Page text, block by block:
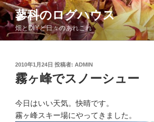
コ
ン
テ
ン
蓼科のログハウス
畑とDIYと日々のあれこれ
投
稿
日:
2010年1月24日 投稿者: ADMIN
霧ヶ峰でスノーシュー
今日はいい天気。快晴です。
霧ヶ峰スキー場にやってきました。